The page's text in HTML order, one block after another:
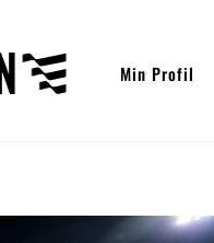
Min Profil